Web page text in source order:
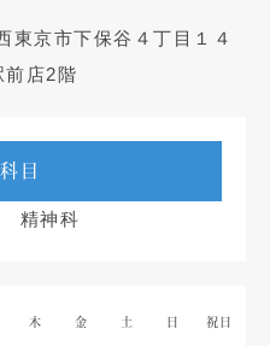
東京市下保谷４丁目１４
前店2階
目
精神科
木 金 土 日 祝日